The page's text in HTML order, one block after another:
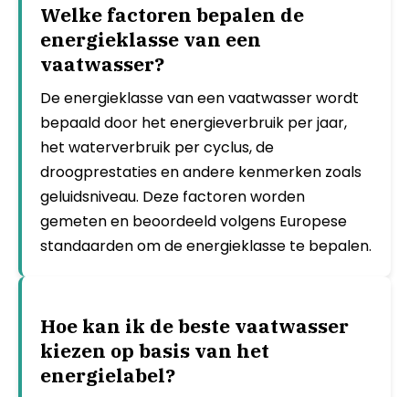
Welke factoren bepalen de
energieklasse van een
vaatwasser?
De energieklasse van een vaatwasser wordt
bepaald door het energieverbruik per jaar,
het waterverbruik per cyclus, de
droogprestaties en andere kenmerken zoals
geluidsniveau. Deze factoren worden
gemeten en beoordeeld volgens Europese
standaarden om de energieklasse te bepalen.
Hoe kan ik de beste vaatwasser
kiezen op basis van het
energielabel?